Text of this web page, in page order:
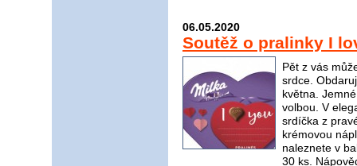
06.05.2020
Soutěž o pralinky I
Pět z vás
srdce.
května.
volbou. V
srdíčka z
krémovou
naleznete v
30 ks.